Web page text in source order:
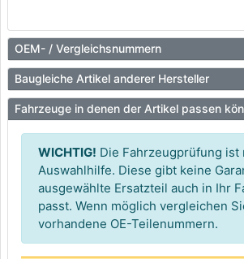
OEM- / Vergleichsnummern
Baugleiche Artikel anderer Hersteller
Fahrzeuge in denen der Artikel passen
WICHTIG! Die Fahrzeugprüfung ist
Auswahlhilfe. Diese gibt keine
ausgewählte Ersatzteil auch in Ihr
passt. Wenn möglich vergleichen
vorhandene OE-Teilenummern.